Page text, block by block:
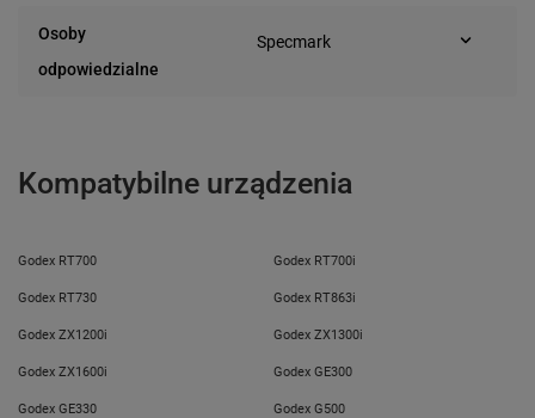
e-mail: gspr@ptmb.pl
Osoby
odpowiedzialne
Specmark
Kompatybilne urządzenia
Godex RT700 Godex RT700i
Godex RT730 Godex RT863i
Godex ZX1200i Godex ZX1300i
Godex ZX1600i Godex GE300
Godex GE330 Godex G500